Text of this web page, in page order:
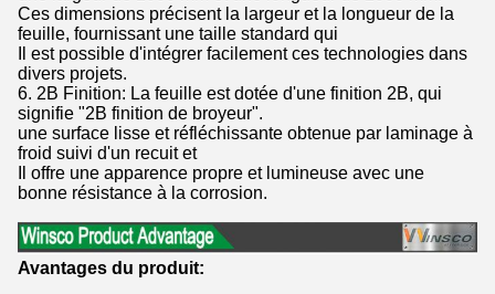
Ces dimensions précisent la largeur et la longueur de la
feuille, fournissant une taille standard qui
Il est possible d'intégrer facilement ces technologies dans
divers projets.
6. 2B Finition: La feuille est dotée d'une finition 2B, qui
signifie "2B finition de broyeur".
une surface lisse et réfléchissante obtenue par laminage à
froid suivi d'un recuit et
Il offre une apparence propre et lumineuse avec une
bonne résistance à la corrosion.
Avantages du produit: